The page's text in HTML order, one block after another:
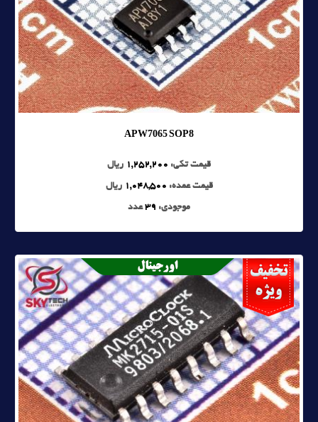
APW7065 SOP8
قیمت تکی: 1,252,200 ریال
قیمت عمده: 1,048,500 ریال
موجودی: 39عدد